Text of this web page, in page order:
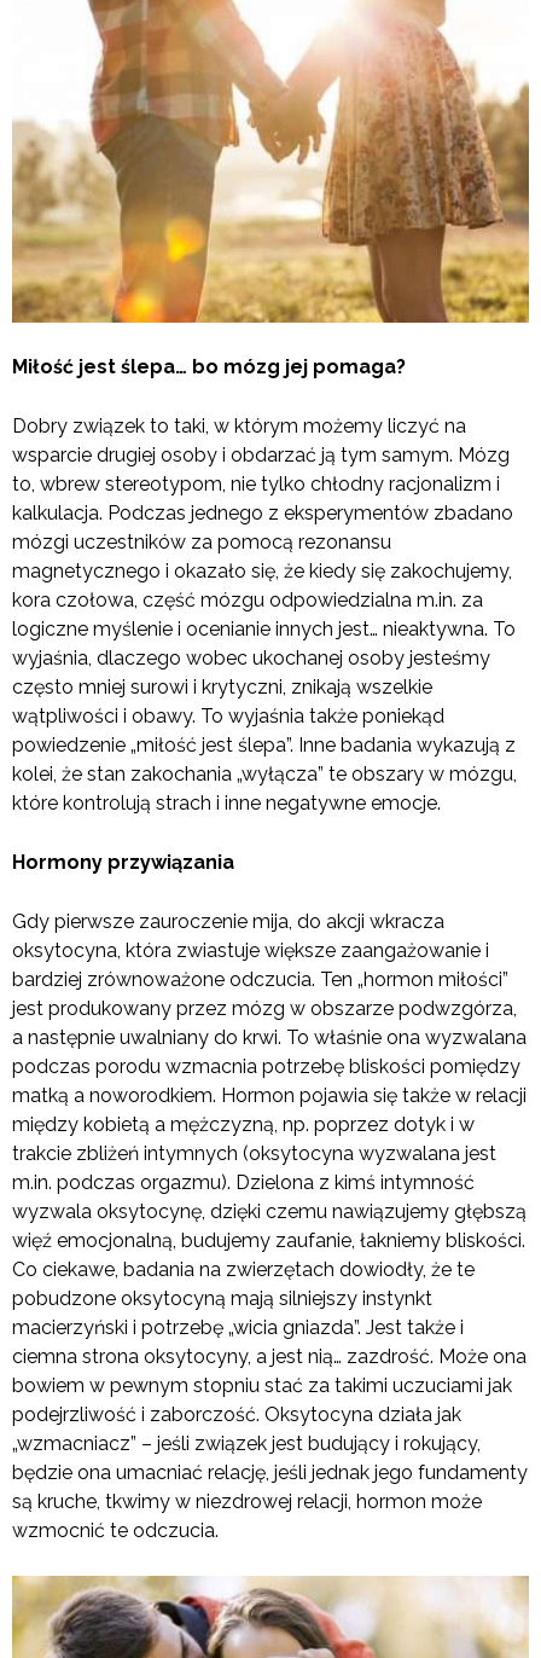
Miłość jest ślepa… bo mózg jej pomaga?
Dobry związek to taki, w którym możemy liczyć na
wsparcie drugiej osoby i obdarzać ją tym samym. Mózg
to, wbrew stereotypom, nie tylko chłodny racjonalizm i
kalkulacja. Podczas jednego z eksperymentów zbadano
mózgi uczestników za pomocą rezonansu
magnetycznego i okazało się, że kiedy się zakochujemy,
kora czołowa, część mózgu odpowiedzialna m.in. za
logiczne myślenie i ocenianie innych jest… nieaktywna. To
wyjaśnia, dlaczego wobec ukochanej osoby jesteśmy
często mniej surowi i krytyczni, znikają wszelkie
wątpliwości i obawy. To wyjaśnia także poniekąd
powiedzenie „miłość jest ślepa”. Inne badania wykazują z
kolei, że stan zakochania „wyłącza” te obszary w mózgu,
które kontrolują strach i inne negatywne emocje.
Hormony przywiązania
Gdy pierwsze zauroczenie mija, do akcji wkracza
oksytocyna, która zwiastuje większe zaangażowanie i
bardziej zrównoważone odczucia. Ten „hormon miłości”
jest produkowany przez mózg w obszarze podwzgórza,
a następnie uwalniany do krwi. To właśnie ona wyzwalana
podczas porodu wzmacnia potrzebę bliskości pomiędzy
matką a noworodkiem. Hormon pojawia się także w relacji
między kobietą a mężczyzną, np. poprzez dotyk i w
trakcie zbliżeń intymnych (oksytocyna wyzwalana jest
m.in. podczas orgazmu). Dzielona z kimś intymność
wyzwala oksytocynę, dzięki czemu nawiązujemy głębszą
więź emocjonalną, budujemy zaufanie, łakniemy bliskości.
Co ciekawe, badania na zwierzętach dowiodły, że te
pobudzone oksytocyną mają silniejszy instynkt
macierzyński i potrzebę „wicia gniazda”. Jest także i
ciemna strona oksytocyny, a jest nią… zazdrość. Może ona
bowiem w pewnym stopniu stać za takimi uczuciami jak
podejrzliwość i zaborczość. Oksytocyna działa jak
„wzmacniacz” – jeśli związek jest budujący i rokujący,
będzie ona umacniać relację, jeśli jednak jego fundamenty
są kruche, tkwimy w niezdrowej relacji, hormon może
wzmocnić te odczucia.